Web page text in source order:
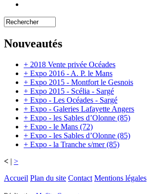
Nouveautés
+ 2018 Vente privée Océades
+ Expo 2016 - A. P. le Mans
+ Expo 2015 - Montfort le Gesnois
+ Expo 2015 - Scélia - Sargé
+ Expo - Les Océades - Sargé
+ Expo - Galeries Lafayette Angers
+ Expo - les Sables d’Olonne (85)
+ Expo - le Mans (72)
+ Expo - les Sables d’Olonne (85)
+ Expo - la Tranche s/mer (85)
< | >
Accueil Plan du site Contact Mentions légales